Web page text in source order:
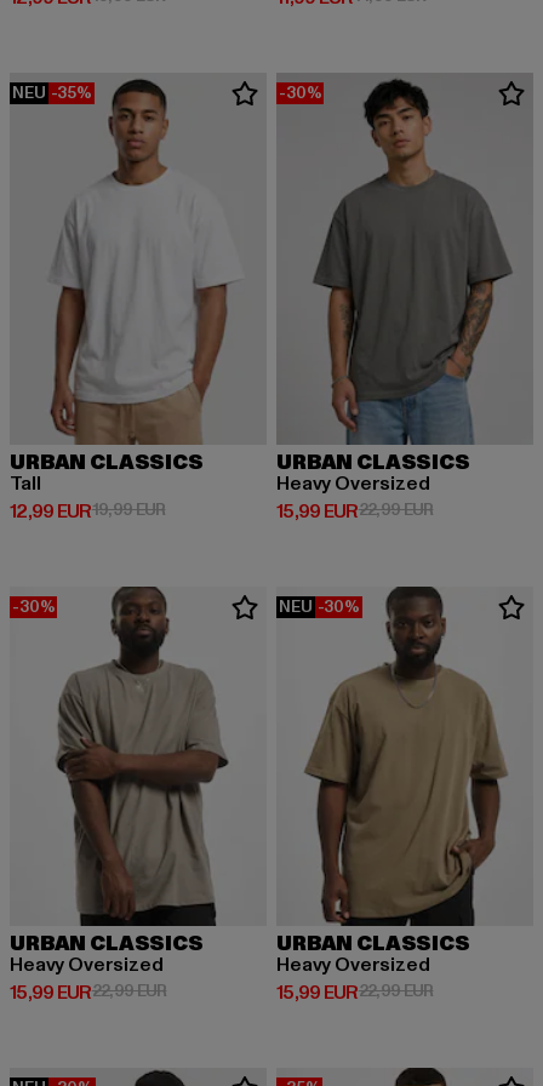
NEU -35%
URBAN CLASSICS
Tall
12,99 EUR
Derzeitiger Preis: 12,99 EUR
19,99 EURAktionspreis: 19,99 EUR
-30%
URBAN CLASSICS
Heavy Oversized
15,99 EUR
Derzeitiger Preis: 15,99 EUR
22,99 EURAktionspreis:
-30%
URBAN CLASSICS
Heavy Oversized
15,99 EUR
Derzeitiger Preis: 15,99 EUR
22,99 EURAktionspreis: 22,99 EUR
NEU -30%
URBAN CLASSICS
Heavy Oversized
15,99 EUR
Derzeitiger Preis: 15,99 EUR
22,99 EURAktionspreis: